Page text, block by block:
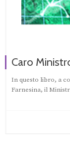
Caro
In questo libro, a
Farnesina, il